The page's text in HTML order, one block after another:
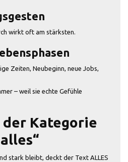
wirkt oft am stärksten.
Zeiten, Neubeginn, neue Jobs,
– weil sie echte Gefühle
Kategorie
stark bleibt, deckt der Text ALLES